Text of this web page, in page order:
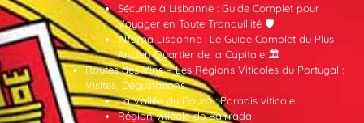
Sécurité à Lisbonne : Guide Complet pour
Voyager en Toute Tranquillité 🛡️
Alfama Lisbonne : Le Guide Complet du Plus
Ancien Quartier de la Capitale 🏛️
Routes des Vins – Les Régions Viticoles du Portugal :
Visites, Dégustations
La Vallée du Douro : Paradis viticole
Région viticole de Bairrada